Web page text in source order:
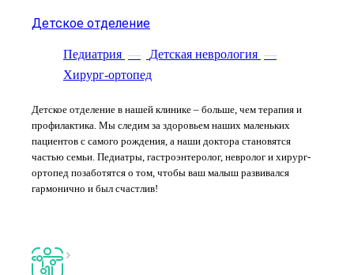
Детское отделение
Педиатрия — Детская неврология —
Хирург-ортопед
Детское отделение в нашей клинике – больше, чем терапия и
профилактика. Мы следим за здоровьем наших маленьких
пациентов с самого рождения, а наши доктора становятся
частью семьи. Педиатры, гастроэнтеролог, невролог и хирург-
ортопед позаботятся о том, чтобы ваш малыш развивался
гармонично и был счастлив!